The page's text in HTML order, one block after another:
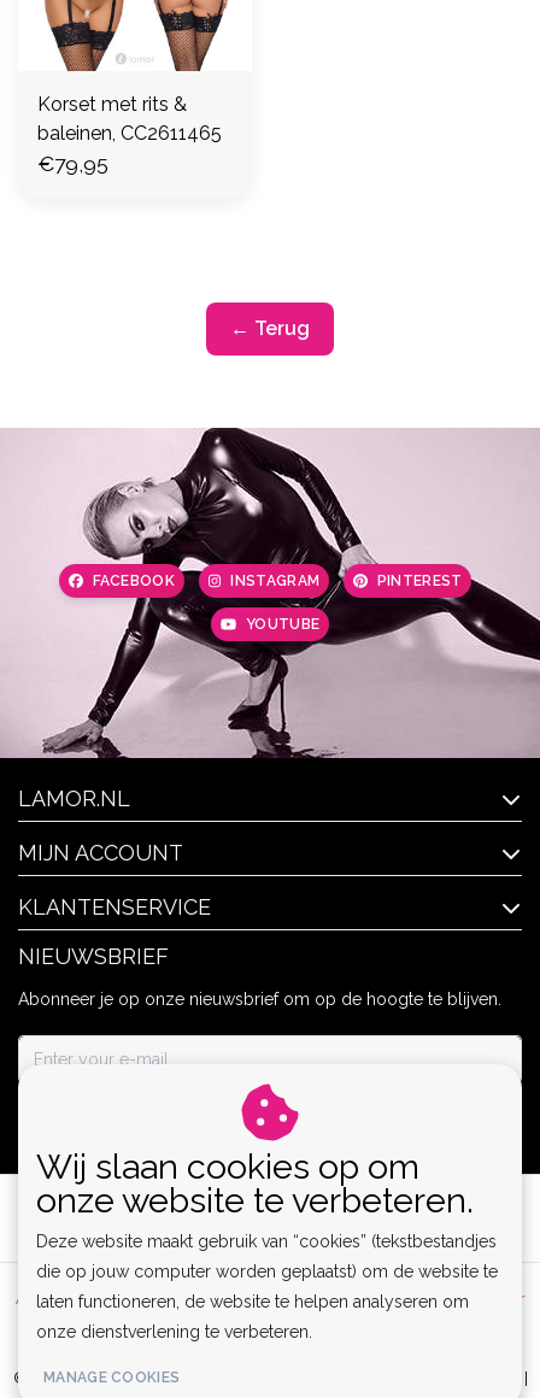
Korset met rits &
baleinen, CC2611465
€79,95
← Terug
FACEBOOK INSTAGRAM PINTEREST
YOUTUBE
LAMOR.NL
MIJN ACCOUNT
KLANTENSERVICE
NIEUWSBRIEF
Abonneer je op onze nieuwsbrief om op de hoogte te blijven.
Algemene voorwaarden | Privacy Policy | Sitemap |
Disclaimer
RSS Feed
© Copyright 2026 - Lamor | Clubwear, Lingerie & Kinky Fashion XS-6XL |
Wij slaan cookies op om
onze website te verbeteren.
Deze website maakt gebruik van “cookies” (tekstbestandjes
die op jouw computer worden geplaatst) om de website te
laten functioneren, de website te helpen analyseren om
onze dienstverlening te verbeteren.
MANAGE COOKIES